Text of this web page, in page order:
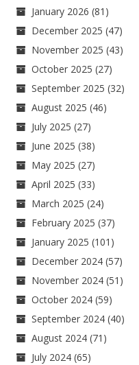
January 2026 (81)
December 2025 (47)
November 2025 (43)
October 2025 (27)
September 2025 (32)
August 2025 (46)
July 2025 (27)
June 2025 (38)
May 2025 (27)
April 2025 (33)
March 2025 (24)
February 2025 (37)
January 2025 (101)
December 2024 (57)
November 2024 (51)
October 2024 (59)
September 2024 (40)
August 2024 (71)
July 2024 (65)